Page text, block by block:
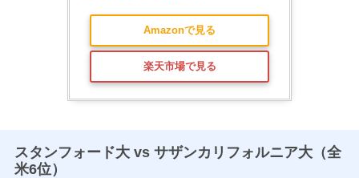
Amazonで見る
楽天市場で見る
スタンフォード大 vs サザンカリフォルニア大（全
米6位）